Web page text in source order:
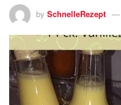
by SchnelleRezept